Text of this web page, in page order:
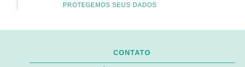
PROTEGEMOS SEUS DADOS
CONTATO